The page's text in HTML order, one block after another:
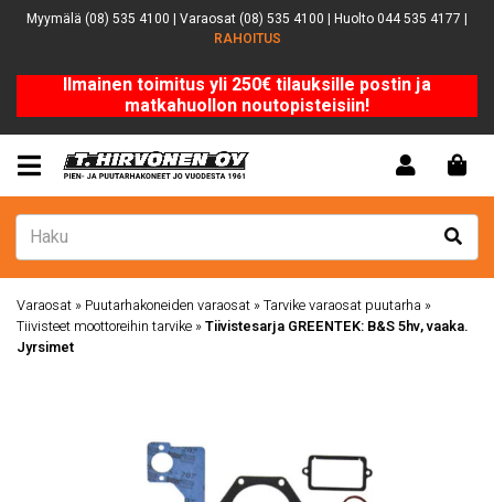
Myymälä (08) 535 4100 | Varaosat (08) 535 4100 | Huolto 044 535 4177 |
RAHOITUS
Ilmainen toimitus yli 250€ tilauksille postin ja
matkahuollon noutopisteisiin!
Varaosat » Puutarhakoneiden varaosat »Tarvike varaosat puutarha »
Tiivisteet moottoreihin tarvike »Tiivistesarja GREENTEK: B&S 5hv, vaaka.
Jyrsimet